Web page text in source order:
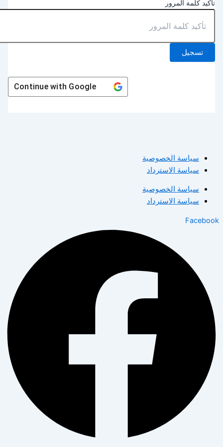
كلمة المرور
تسجيل
Continue withGoogle
سياسة الخصوصية
سياسة الاسترداد
سياسة الخصوصية
سياسة الاسترداد